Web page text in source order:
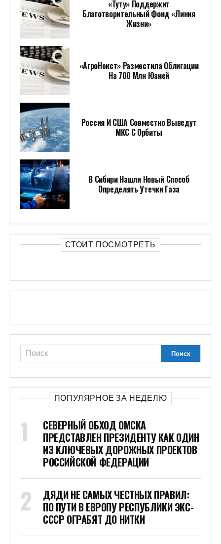
«Туту» Поддержит
Благотворительный Фонд «Линия
Жизни»
«АгроНекст» Разместила Облигации
На 700 Млн Юаней
Россия И США Совместно Выведут
МКС С Орбиты
В Сибири Нашли Новый Способ
Определять Утечки Газа
СТОИТ ПОСМОТРЕТЬ
ПОПУЛЯРНОЕ ЗА НЕДЕЛЮ
СЕВЕРНЫЙ ОБХОД ОМСКА
ПРЕДСТАВЛЕН ПРЕЗИДЕНТУ КАК ОДИН
ИЗ КЛЮЧЕВЫХ ДОРОЖНЫХ ПРОЕКТОВ
РОССИЙСКОЙ ФЕДЕРАЦИИ
ДЯДИ НЕ САМЫХ ЧЕСТНЫХ ПРАВИЛ:
ПО ПУТИ В ЕВРОПУ РЕСПУБЛИКИ ЭКС-
СССР ОГРАБЯТ ДО НИТКИ